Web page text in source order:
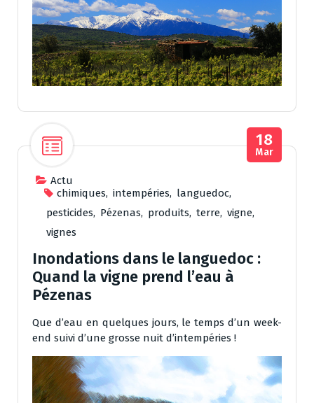
Actu
chimiques, intempéries, languedoc,
pesticides, Pézenas, produits, terre, vigne,
vignes
18
Mar
Inondations dans le languedoc :
Quand la vigne prend l’eau à
Pézenas
Que d’eau en quelques jours, le temps d’un week-
end suivi d’une grosse nuit d’intempéries !